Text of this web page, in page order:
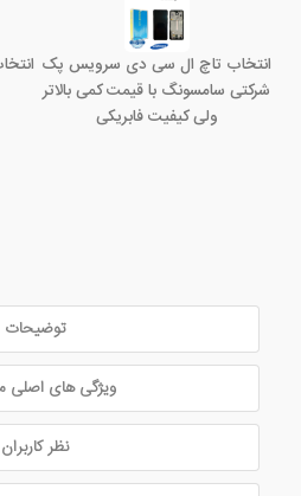
انتخاب تاچ ال سی دی سرویس پک
شرکتی سامسونگ با قیمت کمی بالاتر
ولی کیفیت فابریکی
توضیحات
ویژگی های
نظر کاربران